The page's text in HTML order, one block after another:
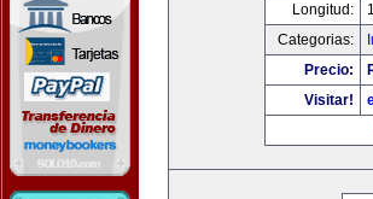
Longitud:
Categorias:
Precio:
Visitar!